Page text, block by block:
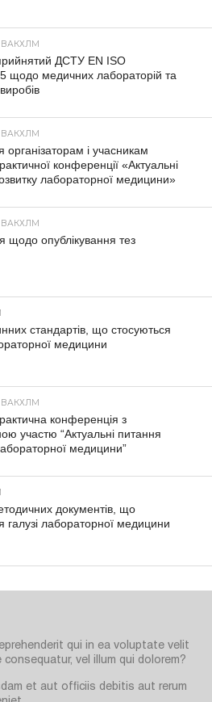
ВАКХЛМ
ДСТУ EN ISO
щодо медичних лабораторій та
ВАКХЛМ
організаторам і учасникам
конференції «Актуальні
лабораторної медицини»
ВАКХЛМ
щодо опублікування тез
стандартів, що стосуються
медицини
ВАКХЛМ
конференція з
участю “Актуальні питання
медицини”
документів, що
галузі лабораторної медицини
qui in ea voluptate velit
vel illum qui dolorem?
et aut officiis debitis aut rerum